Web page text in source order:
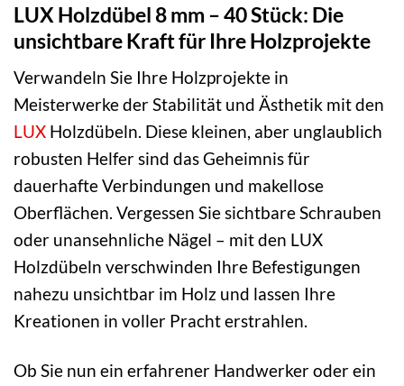
LUX Holzdübel 8 mm – 40 Stück: Die
unsichtbare Kraft für Ihre Holzprojekte
Verwandeln Sie Ihre Holzprojekte in
Meisterwerke der Stabilität und Ästhetik mit den
LUX Holzdübeln. Diese kleinen, aber unglaublich
robusten Helfer sind das Geheimnis für
dauerhafte Verbindungen und makellose
Oberflächen. Vergessen Sie sichtbare Schrauben
oder unansehnliche Nägel – mit den LUX
Holzdübeln verschwinden Ihre Befestigungen
nahezu unsichtbar im Holz und lassen Ihre
Kreationen in voller Pracht erstrahlen.
Ob Sie nun ein erfahrener Handwerker oder ein